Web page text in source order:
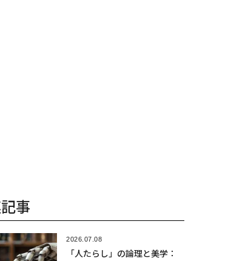
介の飛耳長目